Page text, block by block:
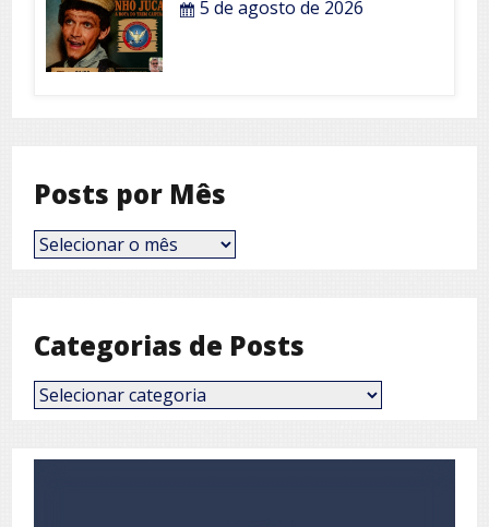
5 de agosto de 2026
Posts por Mês
Posts
por
Categorias de Posts
Categorias
de